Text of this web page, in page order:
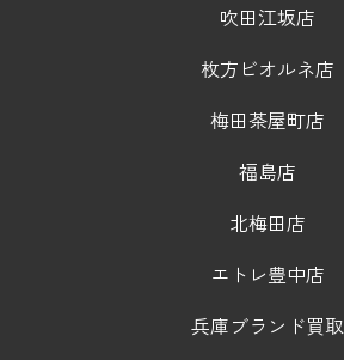
吹田江坂店
枚方ビオルネ店
梅田茶屋町店
福島店
北梅田店
エトレ豊中店
兵庫ブランド買取